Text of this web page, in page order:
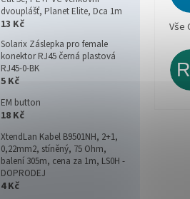
dvouplášť, Planet Elite, Dca 1m
13 Kč
Solarix Záslepka pro female
konektor RJ45 černá plastová
RJ45-0-BK
5 Kč
EM button
18 Kč
XtendLan Kabel B9501NH, 2+1,
0,22mm2, stíněný, 75 Ohm,
balení 305m, cena za 1m, LS0H -
DOPRODEJ
4 Kč
Vše